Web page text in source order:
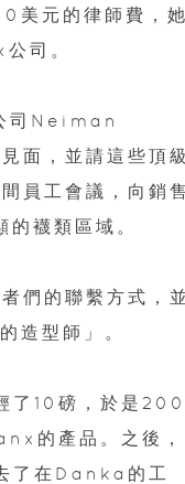
美元的律師費，
司。
司Neiman
，並請這些頂
員工會議，向銷
襪類區域。
們的聯繫方式，
型師」。
了10磅，於是
的產品。之後，
了在Danka的工